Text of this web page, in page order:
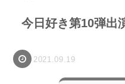
今日好き第10弾出
2021.09.19